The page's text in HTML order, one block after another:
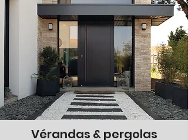
Vérandas & pergolas